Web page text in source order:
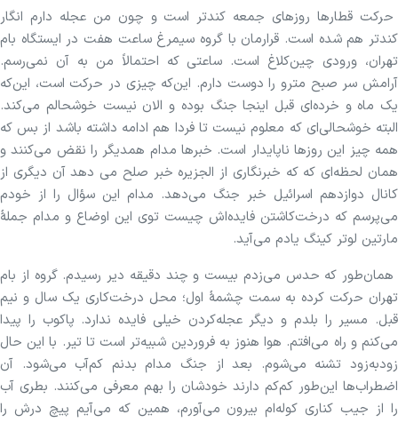
حرکت قطارها روزهای جمعه کندتر است و چون من عجله دارم انگار
کندتر هم شده است. قرارمان با گروه سیمرغ ساعت هفت در ایستگاه بام
تهران، ورودی چین‌کلاغ است. ساعتی که احتمالاً من به آن نمی‌رسم.
آرامش سر صبح مترو را دوست دارم. این‌که چیزی در حرکت است، این‌که
یک ماه و خرده‌ای قبل اینجا جنگ بوده و الان نیست خوشحالم می‌کند.
البته خوشحالی‌ای که معلوم نیست تا فردا هم ادامه داشته باشد از بس که
همه چیز این روزها ناپایدار است. خبرها مدام همدیگر را نقض می‌کنند و
همان لحظه‌ای که که خبرنگاری از الجزیره خبر صلح می دهد آن دیگری از
کانال دوازدهم اسرائیل خبر جنگ می‌دهد. مدام این سؤال را از خودم
می‌پرسم که درخت‌کاشتن فایده‌اش چیست توی این اوضاع و مدام جملهٔ
مارتین لوتر کینگ یادم می‌آید.
همان‌طور که حدس می‌زدم بیست و چند دقیقه دیر رسیدم. گروه از بام
تهران حرکت کرده به سمت چشمهٔ اول؛ محل درخت‌کاری یک سال و نیم
قبل. مسیر را بلدم و دیگر عجله‌کردن خیلی فایده‌ ندارد. پاکوب را پیدا
می‌کنم و راه می‌افتم. هوا هنوز به فروردین شبیه‌تر است تا تیر. با این حال
زود‌به‌زود تشنه می‌شوم. بعد از جنگ مدام بدنم کم‌آب می‌شود. آن
اضطراب‌ها این‌طور کم‌کم دارند خودشان را بهم معرفی می‌کنند. بطری آب
را از جیب کناری کوله‌ام بیرون می‌آورم، همین که می‌آیم پیچ درش را